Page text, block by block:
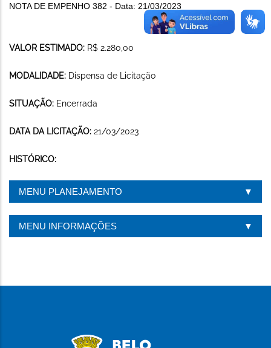
NOTA DE EMPENHO 382 - Data: 21/03/2023
VALOR ESTIMADO: R$ 2.280,00
MODALIDADE: Dispensa de Licitação
SITUAÇÃO: Encerrada
DATA DA LICITAÇÃO: 21/03/2023
HISTÓRICO:
MENU PLANEJAMENTO
MENU INFORMAÇÕES